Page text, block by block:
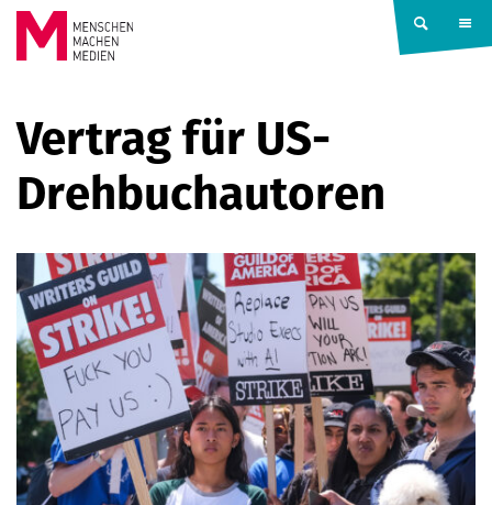
Springe zum Inhalt
MACHEN
MEDIEN
Vertrag für US-
Drehbuchautoren